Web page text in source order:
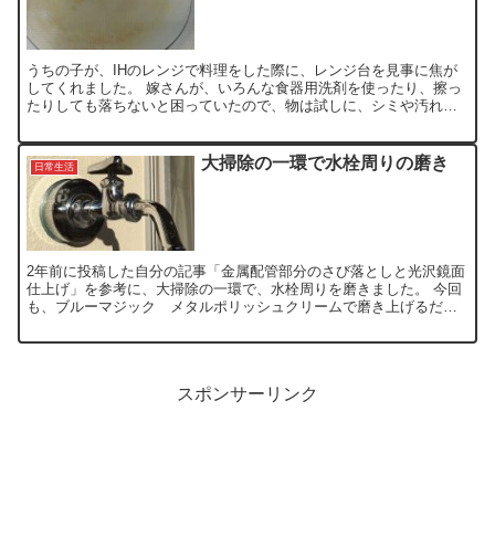
うちの子が、IHのレンジで料理をした際に、レンジ台を見事に焦が
してくれました。 嫁さんが、いろんな食器用洗剤を使ったり、擦っ
たりしても落ちないと困っていたので、物は試しに、シミや汚れが
日常生活 大掃除の一環で水栓周りの磨き
2年前に投稿した自分の記事「金属配管部分のさび落としと光沢鏡面
仕上げ」を参考に、大掃除の一環で、水栓周りを磨きました。 今回
も、ブルーマジック メタルポリッシュクリームで磨き上げるだけ
スポンサーリンク